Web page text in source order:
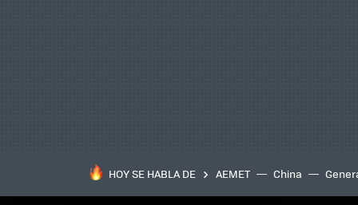
HOY SE HABLA DE AEMET China